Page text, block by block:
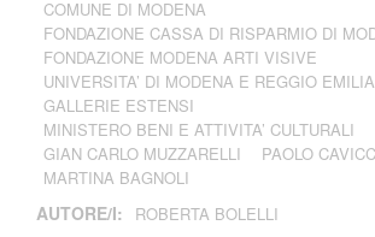
COMUNE DI MODENA
FONDAZIONE CASSA DI RISPARMIO DI
FONDAZIONE MODENA ARTI VISIVE
UNIVERSITA’ DI MODENA E REGGIO EMILIA
GALLERIE ESTENSI
MINISTERO BENI E ATTIVITA’ CULTURALI
GIAN CARLO MUZZARELLI
PAOLO
MARTINA BAGNOLI
AUTORE/I: ROBERTA BOLELLI